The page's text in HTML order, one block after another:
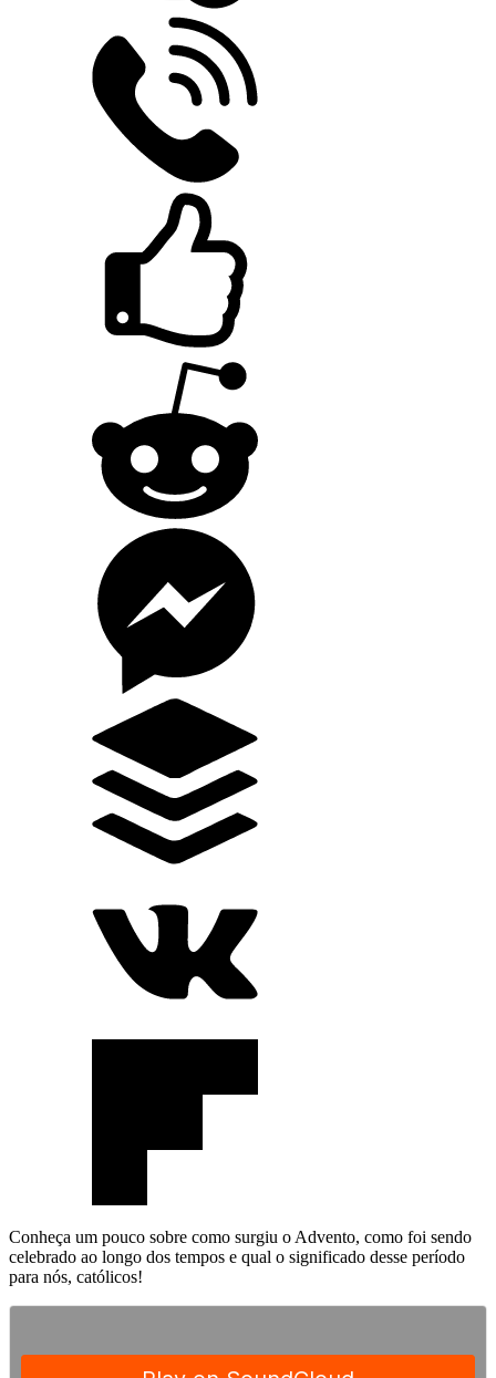
Conheça um pouco sobre como surgiu o Advento, como foi sendo
celebrado ao longo dos tempos e qual o significado desse período
para nós, católicos!